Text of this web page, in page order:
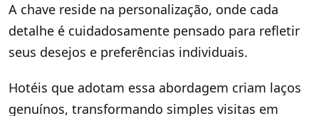
A chave reside na personalização, onde cada
detalhe é cuidadosamente pensado para refletir
seus desejos e preferências individuais.
Hotéis que adotam essa abordagem criam laços
genuínos, transformando simples visitas em